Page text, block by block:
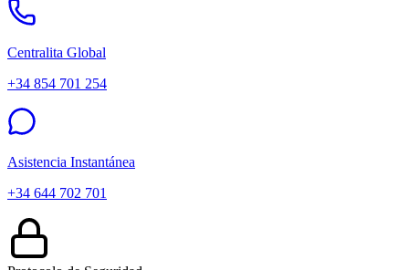
Centralita Global
+34 854 701 254
Asistencia Instantánea
+34 644 702 701